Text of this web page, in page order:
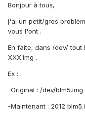
Bonjour à tous,
j'ai un petit/gros
vous l'ont .
En faite, dans /dev/ tout
XXX.img .
Ex :
-Original : /dev/blm5.img
-Maintenant : 2012